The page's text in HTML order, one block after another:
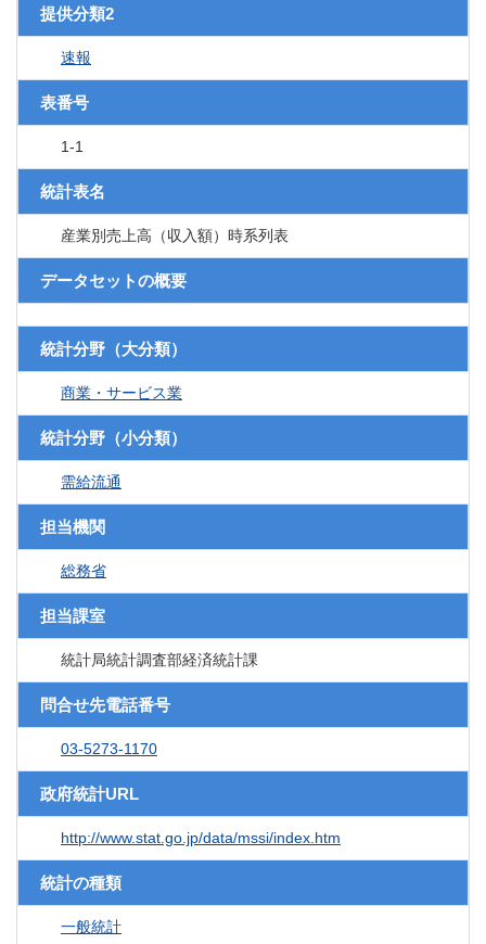
提供分類2
速報
表番号
1-1
統計表名
産業別売上高（収入額）時系列表
データセットの概要
統計分野（大分類）
商業・サービス業
統計分野（小分類）
需給流通
担当機関
総務省
担当課室
統計局統計調査部経済統計課
問合せ先電話番号
03-5273-1170
政府統計URL
http://www.stat.go.jp/data/mssi/index.htm
統計の種類
一般統計